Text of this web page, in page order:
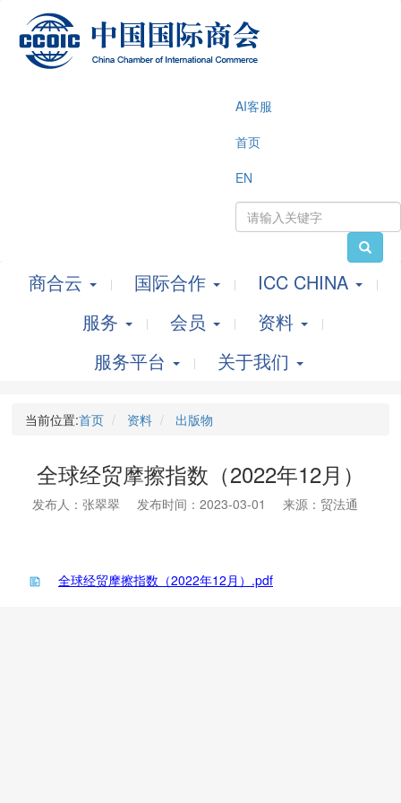
AI客服
首页
EN
商合云 国际合作
ICC CHINA
服务
会员
资料
服务平台
关于我们
当前位置:首页 资料 出版物
全球经贸摩擦指数（2022年12月）
发布人：张翠翠 发布时间：2023-03-01 来源：贸法通
全球经贸摩擦指数（2022年12月）.pdf